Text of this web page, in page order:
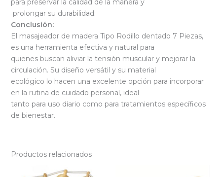
prolongar su durabilidad.
Conclusión:
El masajeador de madera Tipo Rodillo dentado 7 Piezas,
es una herramienta efectiva y natural para
quienes buscan aliviar la tensión muscular y mejorar la
circulación. Su diseño versátil y su material
ecológico lo hacen una excelente opción para incorporar
en la rutina de cuidado personal, ideal
tanto para uso diario como para tratamientos específicos
de bienestar.
Productos relacionados